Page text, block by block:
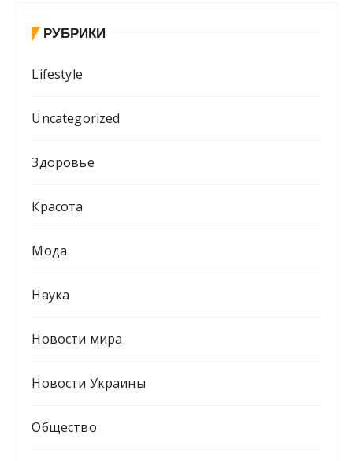
РУБРИКИ
Lifestyle
Uncategorized
Здоровье
Красота
Мода
Наука
Новости мира
Новости Украины
Общество